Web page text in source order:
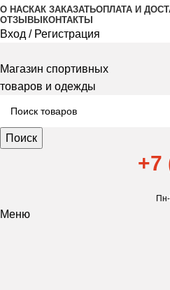
О НАСКАК ЗАКАЗАТЬОПЛАТА И
ОТЗЫВЫ КОНТАКТЫ
Вход / Регистрация
Магазин спортивных
товаров и одежды
Поиск
+7
Меню